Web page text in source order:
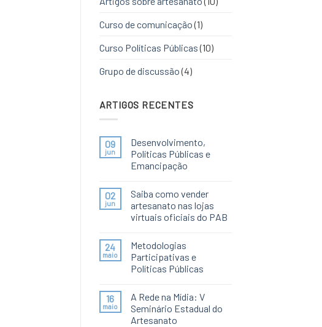
Curso de comunicação(1)
Curso Políticas Públicas(10)
Grupo de discussão(4)
ARTIGOS RECENTES
09
jun
Desenvolvimento,
Políticas Públicas e
Emancipação
02
jun
Saiba como vender
artesanato nas lojas
virtuais oficiais do PAB
24
maio
Metodologias
Participativas e
Políticas Públicas
16
maio
A Rede na Mídia: V
Seminário Estadual do
Artesanato